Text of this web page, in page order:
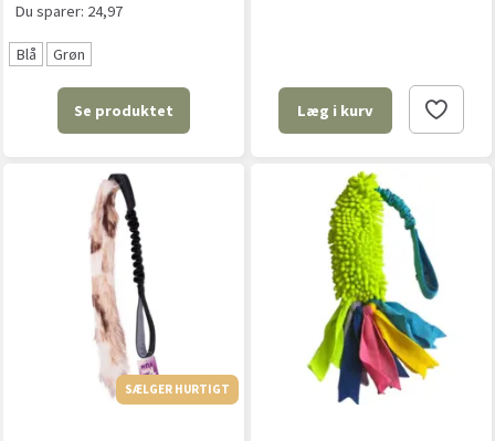
Du sparer: 24,97
Blå Grøn
Se produktet Læg i kurv
SÆLGER HURTIGT